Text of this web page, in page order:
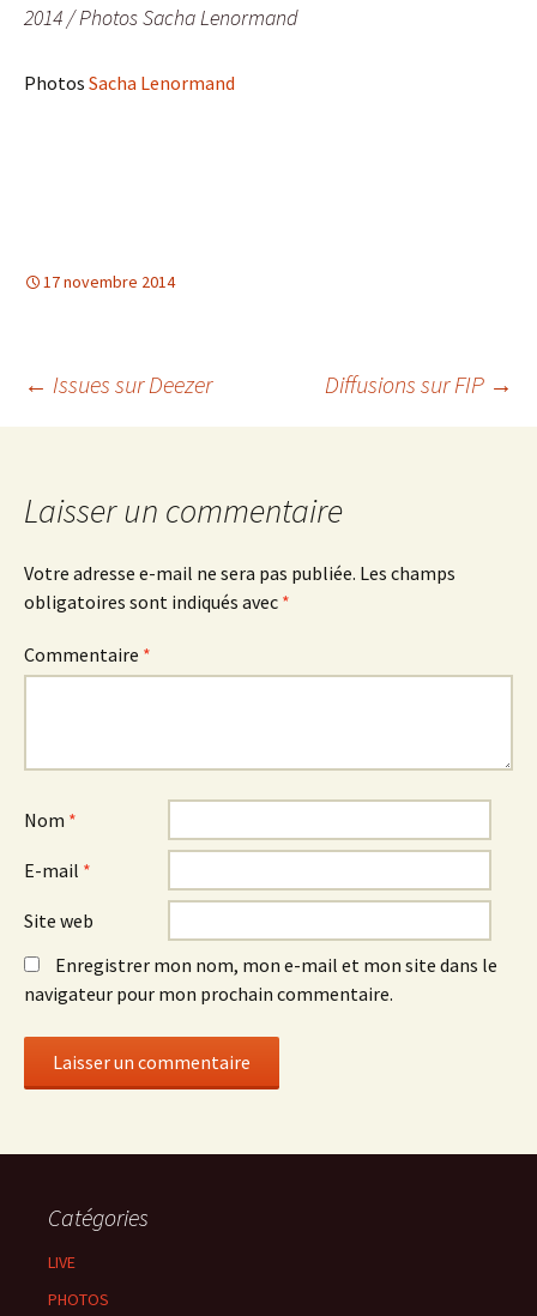
2014 / Photos Sacha Lenormand
Photos Sacha Lenormand
17 novembre 2014
Navigation
articles
← Issues sur Deezer Diffusions sur FIP →
Laisser un commentaire
Votre adresse e-mail ne sera pas publiée. Les champs
obligatoires sont indiqués avec *
Commentaire *
Nom *
E-mail *
Site web
Enregistrer mon nom, mon e-mail et mon site dans le
navigateur pour mon prochain commentaire.
Catégories
LIVE
PHOTOS